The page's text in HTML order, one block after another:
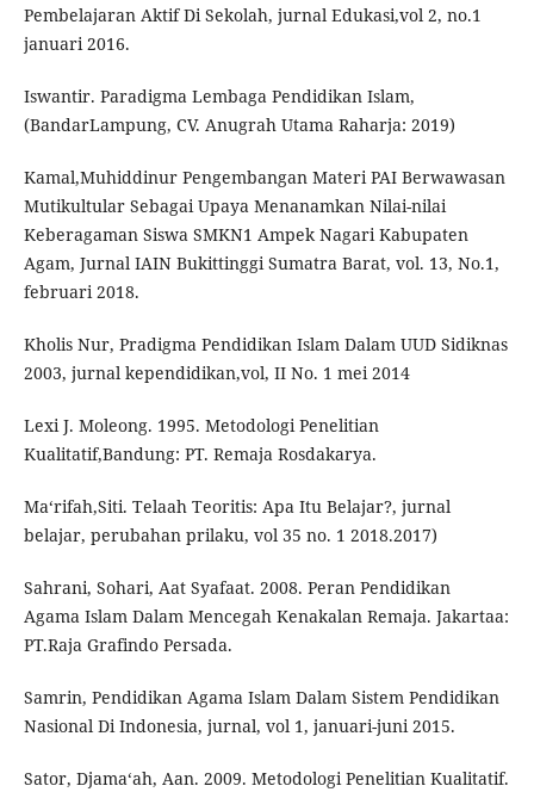
Pembelajaran Aktif Di Sekolah, jurnal Edukasi,vol 2, no.1
januari 2016.
Iswantir. Paradigma Lembaga Pendidikan Islam,
(BandarLampung, CV. Anugrah Utama Raharja: 2019)
Kamal,Muhiddinur Pengembangan Materi PAI Berwawasan
Mutikultular Sebagai Upaya Menanamkan Nilai-nilai
Keberagaman Siswa SMKN1 Ampek Nagari Kabupaten
Agam, Jurnal IAIN Bukittinggi Sumatra Barat, vol. 13, No.1,
februari 2018.
Kholis Nur, Pradigma Pendidikan Islam Dalam UUD Sidiknas
2003, jurnal kependidikan,vol, II No. 1 mei 2014
Lexi J. Moleong. 1995. Metodologi Penelitian
Kualitatif,Bandung: PT. Remaja Rosdakarya.
Ma‘rifah,Siti. Telaah Teoritis: Apa Itu Belajar?, jurnal
belajar, perubahan prilaku, vol 35 no. 1 2018.2017)
Sahrani, Sohari, Aat Syafaat. 2008. Peran Pendidikan
Agama Islam Dalam Mencegah Kenakalan Remaja. Jakartaa:
PT.Raja Grafindo Persada.
Samrin, Pendidikan Agama Islam Dalam Sistem Pendidikan
Nasional Di Indonesia, jurnal, vol 1, januari-juni 2015.
Sator, Djama‘ah, Aan. 2009. Metodologi Penelitian Kualitatif.